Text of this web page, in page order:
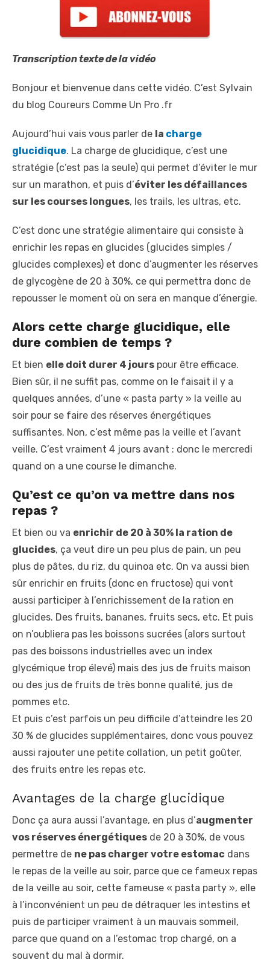
Transcription texte de la vidéo
Bonjour et bienvenue dans cette vidéo. C’est Sylvain
du blog Coureurs Comme Un Pro .fr
Aujourd’hui vais vous parler de la charge
glucidique. La charge de glucidique, c’est une
stratégie (c’est pas la seule) qui permet d’éviter le mur
sur un marathon, et puis d’éviter les défaillances
sur les courses longues, les trails, les ultras, etc.
C’est donc une stratégie alimentaire qui consiste à
enrichir les repas en glucides (glucides simples /
glucides complexes) et donc d’augmenter les réserves
de glycogène de 20 à 30%, ce qui permettra donc de
repousser le moment où on sera en manque d’énergie.
Alors cette charge glucidique, elle
dure combien de temps ?
Et bien elle doit durer 4 jours pour être efficace.
Bien sûr, il ne suffit pas, comme on le faisait il y a
quelques années, d’une « pasta party » la veille au
soir pour se faire des réserves énergétiques
suffisantes. Non, c’est même pas la veille et l’avant
veille. C’est vraiment 4 jours avant : donc le mercredi
quand on a une course le dimanche.
Qu’est ce qu’on va mettre dans nos
repas ?
Et bien ou va enrichir de 20 à 30% la ration de
glucides, ça veut dire un peu plus de pain, un peu
plus de pâtes, du riz, du quinoa etc. On va aussi bien
sûr enrichir en fruits (donc en fructose) qui vont
aussi participer à l’enrichissement de la ration en
glucides. Des fruits, bananes, fruits secs, etc. Et puis
on n’oubliera pas les boissons sucrées (alors surtout
pas des boissons industrielles avec un index
glycémique trop élevé) mais des jus de fruits maison
ou des jus de fruits de très bonne qualité, jus de
pommes etc.
Et puis c’est parfois un peu difficile d’atteindre les 20
30 % de glucides supplémentaires, donc vous pouvez
aussi rajouter une petite collation, un petit goûter,
des fruits entre les repas etc.
Avantages de la charge glucidique
Donc ça aura aussi l’avantage, en plus d’augmenter
vos réserves énergétiques de 20 à 30%, de vous
permettre de ne pas charger votre estomac dans
le repas de la veille au soir, parce que ce fameux repas
de la veille au soir, cette fameuse « pasta party », elle
à l’inconvénient un peu de détraquer les intestins et
puis de participer vraiment à un mauvais sommeil,
parce que quand on a l’estomac trop chargé, on a
souvent du mal à dormir.